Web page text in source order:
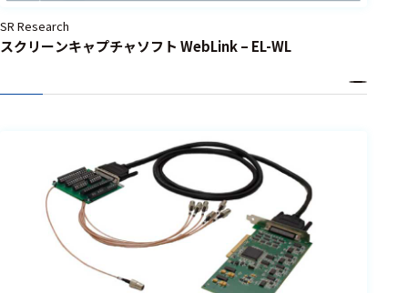
SR Research
スクリーンキャプチャソフト WebLink – EL-WL